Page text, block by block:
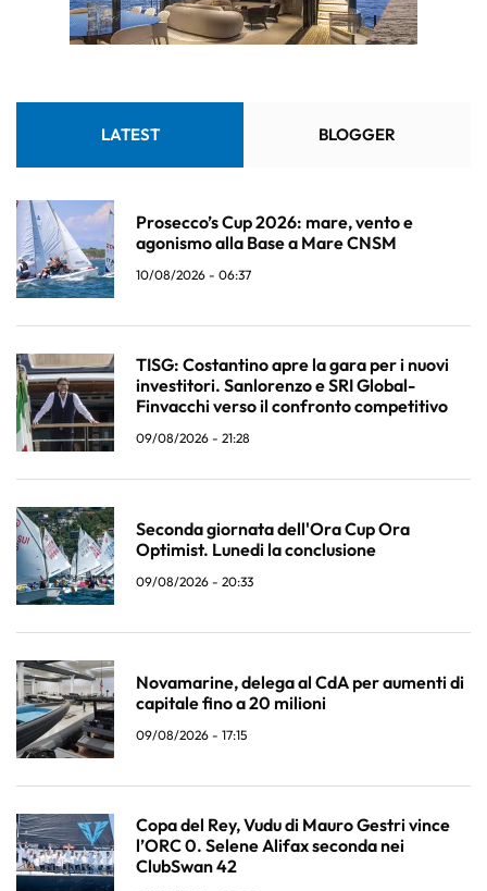
LATEST BLOGGER
Prosecco’s Cup 2026: mare, vento e
agonismo alla Base a Mare CNSM
10/08/2026 - 06:37
TISG: Costantino apre la gara per i nuovi
investitori. Sanlorenzo e SRI Global-
Finvacchi verso il confronto competitivo
09/08/2026 - 21:28
Seconda giornata dell'Ora Cup Ora
Optimist. Lunedi la conclusione
09/08/2026 - 20:33
Novamarine, delega al CdA per aumenti di
capitale fino a 20 milioni
09/08/2026 - 17:15
Copa del Rey, Vudu di Mauro Gestri vince
l’ORC 0. Selene Alifax seconda nei
ClubSwan 42